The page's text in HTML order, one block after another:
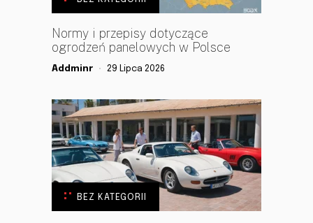
Normy i przepisy dotyczące
ogrodzeń panelowych w Polsce
Addminr 29 Lipca 2026
BEZ KATEGORII